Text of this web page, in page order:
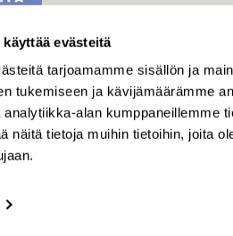
evästeitä
tarjoamamme sisällön ja
tukemiseen ja kävijämäärämme
analytiikka-alan kumppaneillemme
näitä tietoja muihin tietoihin, joita